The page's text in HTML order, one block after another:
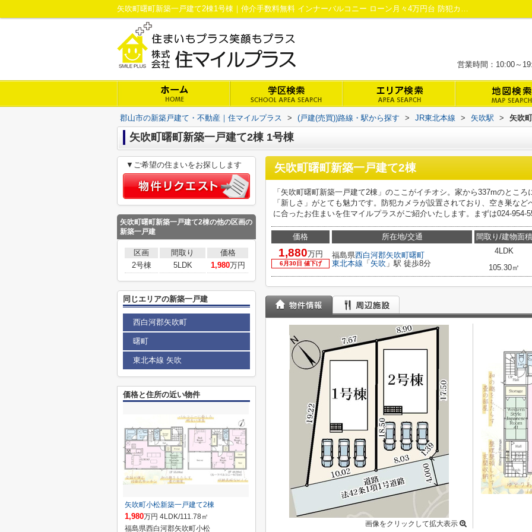
矢吹町曙町新築一戸建て2棟1号棟｜仲介手数料無料 インナーバルコニー ローン月々4万円台 防犯カメラ エアコン｜郡山市の新築戸建て・不動産｜住マイルプラス
営業時間：10:00～
郡山市の新築戸建て・不動産｜住マイルプラス > (戸建(売買))路線・駅から探す > JR東北本線 > 矢吹駅 > 矢吹
矢吹町曙町新築一戸建て2棟 1号棟
矢吹町曙町新築一戸建て2棟
「矢吹町曙町新築一戸建て2棟」のここがイチオシ。家から337mのとこ
「新しさ」がとても魅力です。防犯カメラが設置されており、空き巣な
に合ったお住まいを住マイルプラスがご紹介いたします。まずは024-954-
価格
1,880万円
6月30日 値下げ
所在地/交通
福島県西白河郡矢吹町曙町
東北本線 「 矢吹 」駅 徒歩8分
間取り/建物面積
4LDK
105.30㎡
画像をクリックして拡大表示
▼ご希望の住まいをお探しします
矢吹町曙町新築一戸建て2棟の他の区画の
新築一戸建
区画 間取り
価格
2号棟
5LDK 1,980万円
同じエリアの新築一戸建
西白河郡矢吹町
曙町
東北本線 矢吹
価格と住所の近い物件
矢吹町小松新築一戸建て2棟
1,980万円 4LDK/111.78㎡
福島県西白河郡矢吹町小松